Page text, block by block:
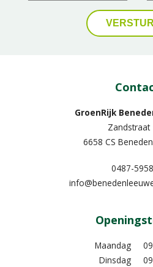
GroenRijk
Zandstraat
6658 CS
0487-
Maandag
Dinsdag